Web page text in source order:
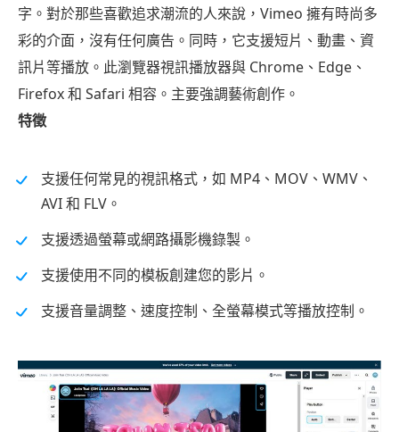
字。對於那些喜歡追求潮流的人來說，Vimeo 擁有時尚多
彩的介面，沒有任何廣告。同時，它支援短片、動畫、資
訊片等播放。此瀏覽器視訊播放器與 Chrome、Edge、
Firefox 和 Safari 相容。主要強調藝術創作。
特徵
支援任何常見的視訊格式，如 MP4、MOV、WMV、
AVI 和 FLV。
支援透過螢幕或網路攝影機錄製。
支援使用不同的模板創建您的影片。
支援音量調整、速度控制、全螢幕模式等播放控制。